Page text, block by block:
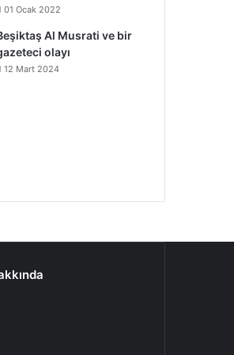
01 Ocak 2022
Al Musrati ve bir
olayı
12 Mart 2024